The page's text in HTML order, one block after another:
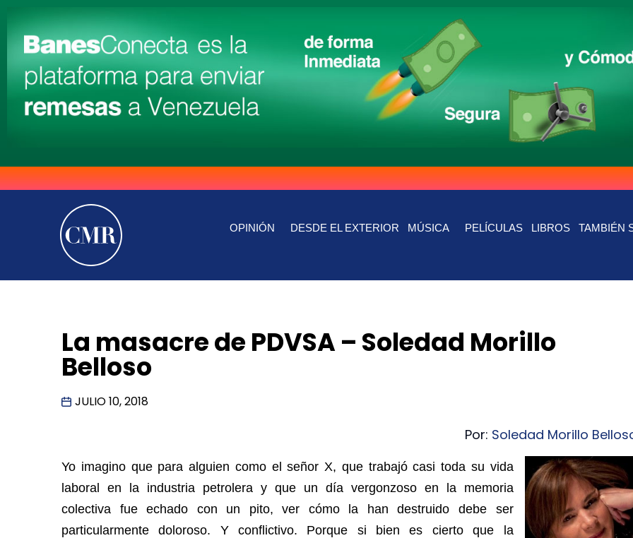
OPINIÓN DESDE EL EXTERIOR MÚSICA PELÍCULAS LIBROS TAMBIÉN
La masacre de PDVSA – Soledad Morillo
Belloso
JULIO 10, 2018
Por: Soledad Morillo
Yo imagino que para alguien como el señor X, que trabajó casi toda su vida
laboral en la industria petrolera y que un día vergonzoso en la memoria
colectiva fue echado con un pito, ver cómo la han destruido debe ser
particularmente doloroso. Y conflictivo. Porque si bien es cierto que la